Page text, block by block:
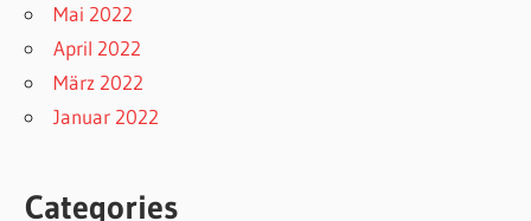
Mai 2022
April 2022
März 2022
Januar 2022
Categories